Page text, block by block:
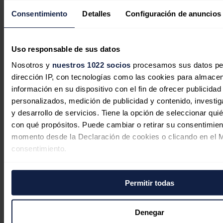
Consentimiento Detalles Configuración de anuncios
Uso responsable de sus datos
Nosotros y nuestros 1022 socios procesamos sus datos
dirección IP, con tecnologías como las cookies para
información en su dispositivo con el fin de ofrecer
personalizados, medición de publicidad y contenido,
y desarrollo de servicios. Tiene la opción de seleccionar
con qué propósitos. Puede cambiar o retirar su
momento desde la Declaración de cookies o clicando en el
consentimiento.
Si lo permite, también quisiéramos:
Recopilar información sobre su ubicación geográfica
una precisión de varios metros
Identificar su dispositivo analizándolo activamente
Permitir todas
Denegar
El gas y la demanda impulsaron los
precios en un julio de récord para la
demanda y la producción solar en
Europa